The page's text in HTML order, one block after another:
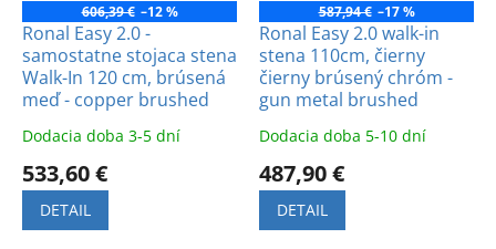
606,39 € –12 %
Ronal Easy 2.0 -
samostatne stojaca stena
Walk-In 120 cm, brúsená
meď - copper brushed
Dodacia doba 3-5 dní
533,60 €
DETAIL
587,94 € –17 %
Ronal Easy 2.0 walk-in
stena 110cm, čierny
čierny brúsený chróm -
gun metal brushed
Dodacia doba 5-10 dní
487,90 €
DETAIL